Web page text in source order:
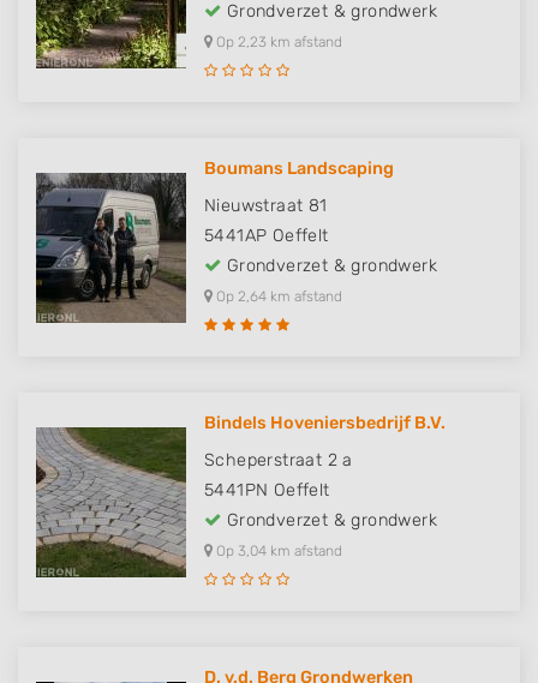
Grondverzet & grondwerk
Op 2,23 km afstand
Boumans Landscaping
Nieuwstraat 81
5441AP Oeffelt
Grondverzet & grondwerk
Op 2,64 km afstand
Bindels Hoveniersbedrijf B.V.
Scheperstraat 2 a
5441PN Oeffelt
Grondverzet & grondwerk
Op 3,04 km afstand
D. v.d. Berg Grondwerken